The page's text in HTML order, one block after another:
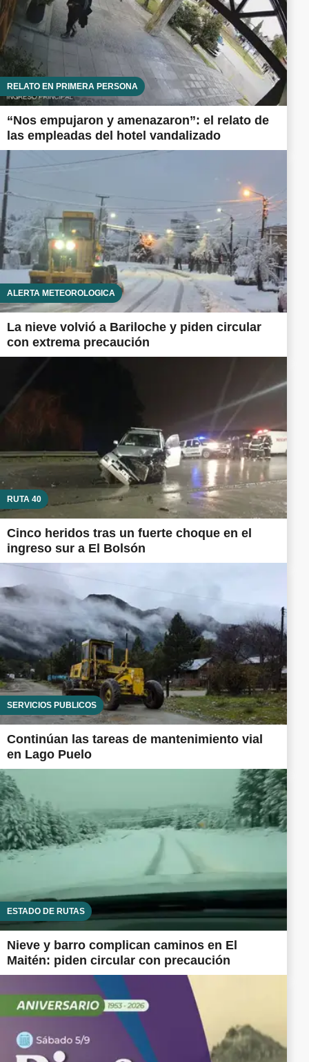
RELATO EN PRIMERA PERSONA
“Nos empujaron y amenazaron”: el relato de
las empleadas del hotel vandalizado
ALERTA METEOROLÓGICA
La nieve volvió a Bariloche y piden circular
con extrema precaución
RUTA 40
Cinco heridos tras un fuerte choque en el
ingreso sur a El Bolsón
SERVICIOS PÚBLICOS
Continúan las tareas de mantenimiento vial
en Lago Puelo
ESTADO DE RUTAS
Nieve y barro complican caminos en El
Maitén: piden circular con precaución